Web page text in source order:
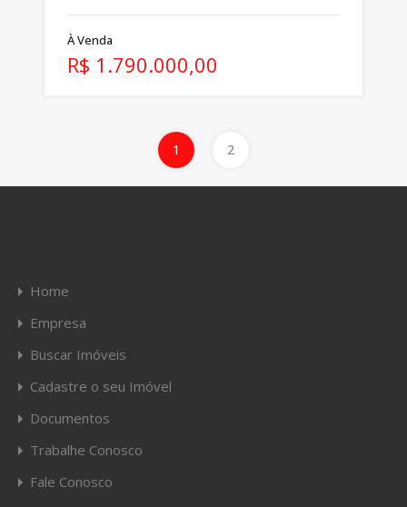
À Venda
R$ 1.790.000,00
1 2
Home
Empresa
Buscar Imóveis
Cadastre o seu Imóvel
Documentos
Trabalhe Conosco
Fale Conosco